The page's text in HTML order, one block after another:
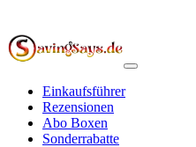
Einkaufsführer
Rezensionen
Abo Boxen
Sonderrabatte